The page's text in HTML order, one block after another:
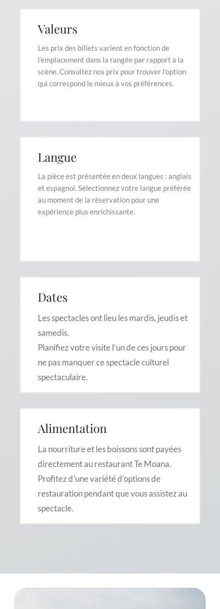
Valeurs
Les prix des billets varient en fonction de
l’emplacement dans la rangée par rapport à la
scène. Consultez nos prix pour trouver l’option
qui correspond le mieux à vos préférences.
Langue
La pièce est présentée en deux langues : anglais
et espagnol. Sélectionnez votre langue préférée
au moment de la réservation pour une
expérience plus enrichissante.
Dates
Les spectacles ont lieu les mardis, jeudis et
samedis.
Planifiez votre visite l’un de ces jours pour
ne pas manquer ce spectacle culturel
spectaculaire.
Alimentation
La nourriture et les boissons sont payées
directement au restaurant Te Moana.
Profitez d’une variété d’options de
restauration pendant que vous assistez au
spectacle.